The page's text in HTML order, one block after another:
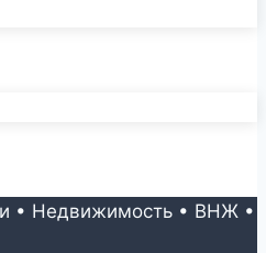
• Недвижимость • ВНЖ •